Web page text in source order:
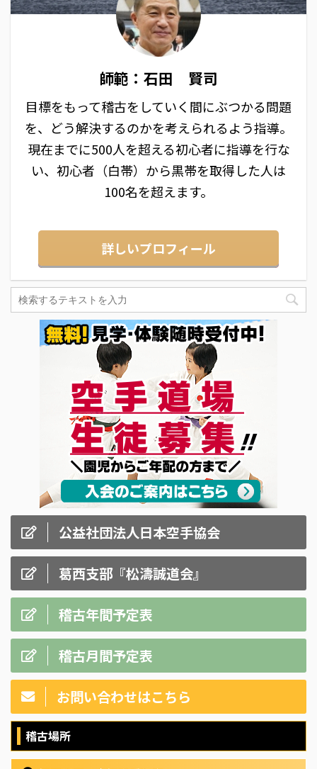
師範：石田 賢司
目標をもって稽古をしていく間にぶつかる問題
を、どう解決するのかを考えられるよう指導。
現在までに500人を超える初心者に指導を行な
い、初心者（白帯）から黒帯を取得した人は
100名を超えます。
詳しいプロフィール
公益社団法人日本空手協会
葛西支部『松濤誠道会』
稽古年間予定表
稽古月間予定表
お問い合わせはこちら
稽古場所